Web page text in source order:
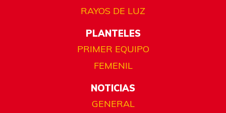
RAYOS DE LUZ
PLANTELES
PRIMER EQUIPO
FEMENIL
NOTICIAS
GENERAL